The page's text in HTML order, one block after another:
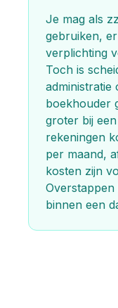
Je mag als
gebruiken,
verplichting
Toch is
administratie
boekhouder
groter bij
rekeningen
per maand,
kosten zijn
binnen een